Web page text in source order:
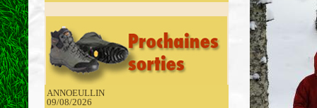
ANNOEULLIN
09/08/2026